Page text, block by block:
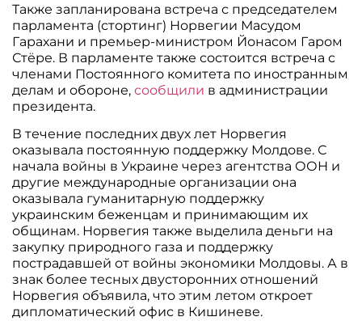
Также запланирована встреча с председателем
парламента (стортинг) Норвегии Масудом
Гарахани и премьер-министром Йонасом Гаром
Стёре. В парламенте также состоится встреча с
членами Постоянного комитета по иностранным
делам и обороне,сообщили в администрации
президента.
В течение последних двух лет Норвегия
оказывала постоянную поддержку Молдове. С
начала войны в Украине через агентства ООН и
другие международные организации она
оказывала гуманитарную поддержку
украинским беженцам и принимающим их
общинам. Норвегия также выделила деньги на
закупку природного газа и поддержку
пострадавшей от войны экономики Молдовы. А в
знак более тесных двусторонних отношений
Норвегия объявила, что этим летом откроет
дипломатический офис в Кишиневе.